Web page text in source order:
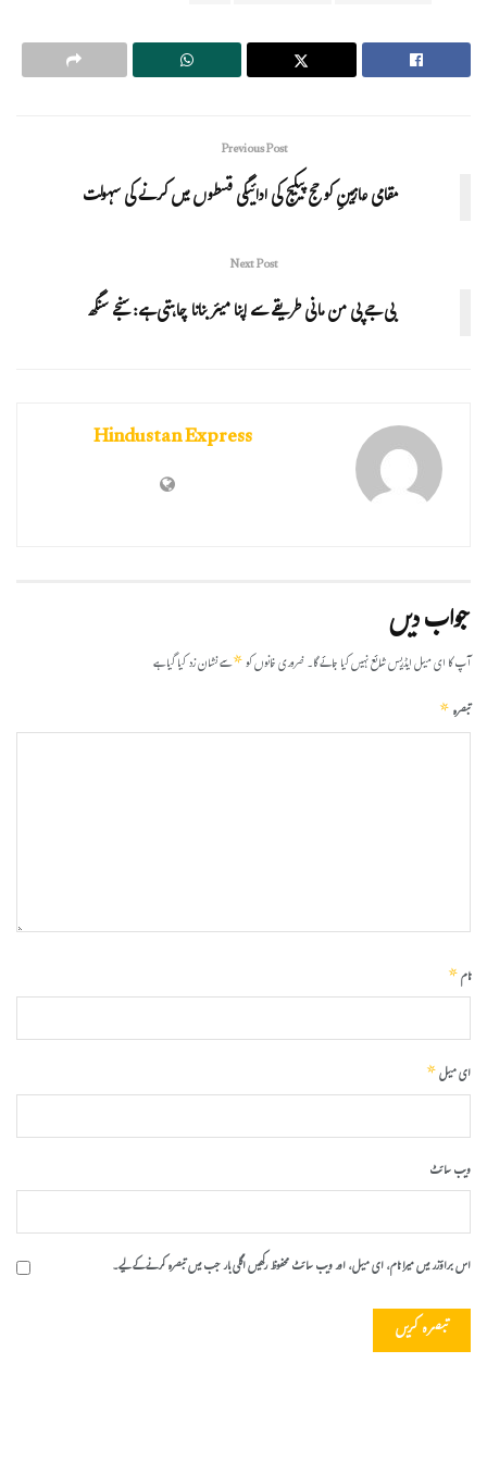
Previous Post
مقامی عازمینِ کو حج پیکیج کی ادائیگی قسطوں میں کرنے کی سہولت
Next Post
بی جے پی من مانی طریقے سے اپنا میئر بنانا چاہتی ہے: سنجے سنگھ
Hindustan Express
جواب دیں
آپ کا ای میل ایڈریس شائع نہیں کیا جائے گا۔ضروری خانوں کو*سے نشان زد کیا گیا ہے
تبصرہ*
نام*
ای میل*
ویب‌ سائٹ
اس براؤزر میں میرا نام، ای میل، اور ویب سائٹ محفوظ رکھیں اگلی بار جب میں تبصرہ کرنے کےلیے۔